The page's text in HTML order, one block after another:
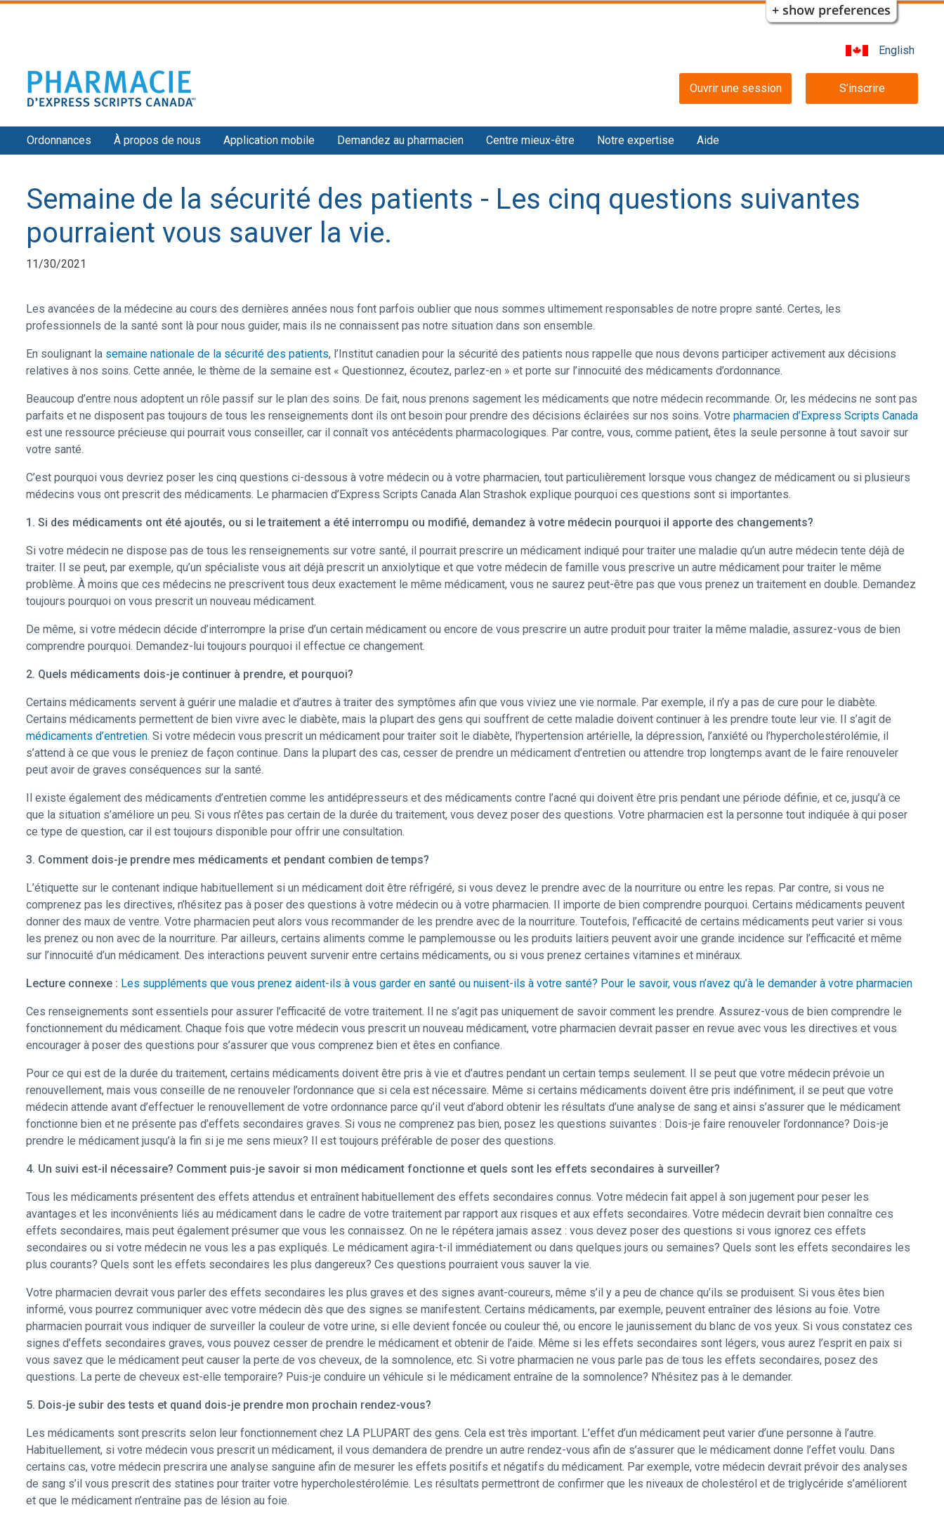
+ show preferences
English
Main
navigation
Ouvrir une session S’inscrire
Secondary
Ordonnances À propos de nous Application mobile Demandez au pharmacien Centre mieux-être Notre expertise Aide
Semaine de la sécurité des patients - Les cinq questions suivantes
pourraient vous sauver la vie.
11/30/2021
Les avancées de la médecine au cours des dernières années nous font parfois oublier que nous sommes ultimement responsables de notre propre santé. Certes, les
professionnels de la santé sont là pour nous guider, mais ils ne connaissent pas notre situation dans son ensemble.
En soulignant la semaine nationale de la sécurité des patients, l’Institut canadien pour la sécurité des patients nous rappelle que nous devons participer activement aux décisions
relatives à nos soins. Cette année, le thème de la semaine est « Questionnez, écoutez, parlez-en » et porte sur l’innocuité des médicaments d’ordonnance.
Beaucoup d’entre nous adoptent un rôle passif sur le plan des soins. De fait, nous prenons sagement les médicaments que notre médecin recommande. Or, les médecins ne sont pas
parfaits et ne disposent pas toujours de tous les renseignements dont ils ont besoin pour prendre des décisions éclairées sur nos soins. Votre pharmacien d’Express Scripts Canada
est une ressource précieuse qui pourrait vous conseiller, car il connaît vos antécédents pharmacologiques. Par contre, vous, comme patient, êtes la seule personne à tout savoir sur
votre santé.
C’est pourquoi vous devriez poser les cinq questions ci-dessous à votre médecin ou à votre pharmacien, tout particulièrement lorsque vous changez de médicament ou si plusieurs
médecins vous ont prescrit des médicaments. Le pharmacien d’Express Scripts Canada Alan Strashok explique pourquoi ces questions sont si importantes.
1. Si des médicaments ont été ajoutés, ou si le traitement a été interrompu ou modifié, demandez à votre médecin pourquoi il apporte des changements?
Si votre médecin ne dispose pas de tous les renseignements sur votre santé, il pourrait prescrire un médicament indiqué pour traiter une maladie qu’un autre médecin tente déjà de
traiter. Il se peut, par exemple, qu’un spécialiste vous ait déjà prescrit un anxiolytique et que votre médecin de famille vous prescrive un autre médicament pour traiter le même
problème. À moins que ces médecins ne prescrivent tous deux exactement le même médicament, vous ne saurez peut-être pas que vous prenez un traitement en double. Demandez
toujours pourquoi on vous prescrit un nouveau médicament.
De même, si votre médecin décide d’interrompre la prise d’un certain médicament ou encore de vous prescrire un autre produit pour traiter la même maladie, assurez-vous de bien
comprendre pourquoi. Demandez-lui toujours pourquoi il effectue ce changement.
2. Quels médicaments dois-je continuer à prendre, et pourquoi?
Certains médicaments servent à guérir une maladie et d’autres à traiter des symptômes afin que vous viviez une vie normale. Par exemple, il n’y a pas de cure pour le diabète.
Certains médicaments permettent de bien vivre avec le diabète, mais la plupart des gens qui souffrent de cette maladie doivent continuer à les prendre toute leur vie. Il s’agit de
médicaments d’entretien. Si votre médecin vous prescrit un médicament pour traiter soit le diabète, l’hypertension artérielle, la dépression, l’anxiété ou l’hypercholestérolémie, il
s’attend à ce que vous le preniez de façon continue. Dans la plupart des cas, cesser de prendre un médicament d’entretien ou attendre trop longtemps avant de le faire renouveler
peut avoir de graves conséquences sur la santé.
Il existe également des médicaments d’entretien comme les antidépresseurs et des médicaments contre l’acné qui doivent être pris pendant une période définie, et ce, jusqu’à ce
que la situation s’améliore un peu. Si vous n’êtes pas certain de la durée du traitement, vous devez poser des questions. Votre pharmacien est la personne tout indiquée à qui poser
ce type de question, car il est toujours disponible pour offrir une consultation.
3. Comment dois-je prendre mes médicaments et pendant combien de temps?
L’étiquette sur le contenant indique habituellement si un médicament doit être réfrigéré, si vous devez le prendre avec de la nourriture ou entre les repas. Par contre, si vous ne
comprenez pas les directives, n’hésitez pas à poser des questions à votre médecin ou à votre pharmacien. Il importe de bien comprendre pourquoi. Certains médicaments peuvent
donner des maux de ventre. Votre pharmacien peut alors vous recommander de les prendre avec de la nourriture. Toutefois, l’efficacité de certains médicaments peut varier si vous
les prenez ou non avec de la nourriture. Par ailleurs, certains aliments comme le pamplemousse ou les produits laitiers peuvent avoir une grande incidence sur l’efficacité et même
sur l’innocuité d’un médicament. Des interactions peuvent survenir entre certains médicaments, ou si vous prenez certaines vitamines et minéraux.
Lecture connexe : Les suppléments que vous prenez aident-ils à vous garder en santé ou nuisent-ils à votre santé? Pour le savoir, vous n’avez qu’à le demander à votre pharmacien
Ces renseignements sont essentiels pour assurer l’efficacité de votre traitement. Il ne s’agit pas uniquement de savoir comment les prendre. Assurez-vous de bien comprendre le
fonctionnement du médicament. Chaque fois que votre médecin vous prescrit un nouveau médicament, votre pharmacien devrait passer en revue avec vous les directives et vous
encourager à poser des questions pour s’assurer que vous comprenez bien et êtes en confiance.
Pour ce qui est de la durée du traitement, certains médicaments doivent être pris à vie et d’autres pendant un certain temps seulement. Il se peut que votre médecin prévoie un
renouvellement, mais vous conseille de ne renouveler l’ordonnance que si cela est nécessaire. Même si certains médicaments doivent être pris indéfiniment, il se peut que votre
médecin attende avant d’effectuer le renouvellement de votre ordonnance parce qu’il veut d’abord obtenir les résultats d’une analyse de sang et ainsi s’assurer que le médicament
fonctionne bien et ne présente pas d’effets secondaires graves. Si vous ne comprenez pas bien, posez les questions suivantes : Dois-je faire renouveler l’ordonnance? Dois-je
prendre le médicament jusqu’à la fin si je me sens mieux? Il est toujours préférable de poser des questions.
4. Un suivi est-il nécessaire? Comment puis-je savoir si mon médicament fonctionne et quels sont les effets secondaires à surveiller?
Tous les médicaments présentent des effets attendus et entraînent habituellement des effets secondaires connus. Votre médecin fait appel à son jugement pour peser les
avantages et les inconvénients liés au médicament dans le cadre de votre traitement par rapport aux risques et aux effets secondaires. Votre médecin devrait bien connaître ces
effets secondaires, mais peut également présumer que vous les connaissez. On ne le répétera jamais assez : vous devez poser des questions si vous ignorez ces effets
secondaires ou si votre médecin ne vous les a pas expliqués. Le médicament agira-t-il immédiatement ou dans quelques jours ou semaines? Quels sont les effets secondaires les
plus courants? Quels sont les effets secondaires les plus dangereux? Ces questions pourraient vous sauver la vie.
Votre pharmacien devrait vous parler des effets secondaires les plus graves et des signes avant-coureurs, même s’il y a peu de chance qu’ils se produisent. Si vous êtes bien
informé, vous pourrez communiquer avec votre médecin dès que des signes se manifestent. Certains médicaments, par exemple, peuvent entraîner des lésions au foie. Votre
pharmacien pourrait vous indiquer de surveiller la couleur de votre urine, si elle devient foncée ou couleur thé, ou encore le jaunissement du blanc de vos yeux. Si vous constatez ces
signes d’effets secondaires graves, vous pouvez cesser de prendre le médicament et obtenir de l’aide. Même si les effets secondaires sont légers, vous aurez l’esprit en paix si
vous savez que le médicament peut causer la perte de vos cheveux, de la somnolence, etc. Si votre pharmacien ne vous parle pas de tous les effets secondaires, posez des
questions. La perte de cheveux est-elle temporaire? Puis-je conduire un véhicule si le médicament entraîne de la somnolence? N’hésitez pas à le demander.
5. Dois-je subir des tests et quand dois-je prendre mon prochain rendez-vous?
Les médicaments sont prescrits selon leur fonctionnement chez LA PLUPART des gens. Cela est très important. L’effet d’un médicament peut varier d’une personne à l’autre.
Habituellement, si votre médecin vous prescrit un médicament, il vous demandera de prendre un autre rendez-vous afin de s’assurer que le médicament donne l’effet voulu. Dans
certains cas, votre médecin prescrira une analyse sanguine afin de mesurer les effets positifs et négatifs du médicament. Par exemple, votre médecin devrait prévoir des analyses
de sang s’il vous prescrit des statines pour traiter votre hypercholestérolémie. Les résultats permettront de confirmer que les niveaux de cholestérol et de triglycéride s’améliorent
et que le médicament n’entraîne pas de lésion au foie.